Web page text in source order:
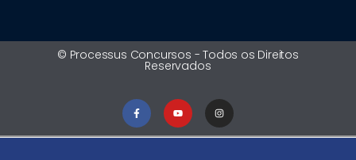
© Processus Concursos - Todos os Direitos
Reservados